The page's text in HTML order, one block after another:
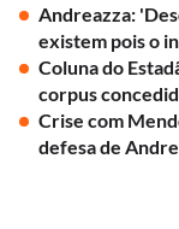
Andreazza:
existem pois o
Coluna do
corpus
Crise com
defesa de